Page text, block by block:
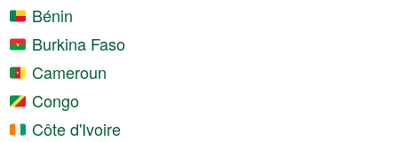
Bénin
Burkina Faso
Cameroun
Congo
Côte d'Ivoire